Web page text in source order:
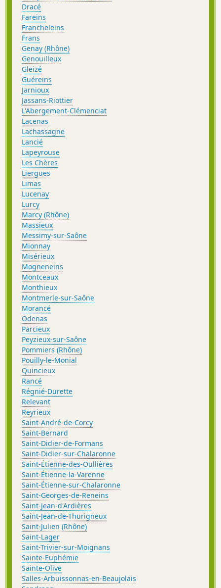
Dracé
Fareins
Francheleins
Frans
Genay (Rhône)
Genouilleux
Gleizé
Guéreins
Jarnioux
Jassans-Riottier
L'Abergement-Clémenciat
Lacenas
Lachassagne
Lancié
Lapeyrouse
Les Chères
Liergues
Limas
Lucenay
Lurcy
Marcy (Rhône)
Massieux
Messimy-sur-Saône
Mionnay
Misérieux
Mogneneins
Montceaux
Monthieux
Montmerle-sur-Saône
Morancé
Odenas
Parcieux
Peyzieux-sur-Saône
Pommiers (Rhône)
Pouilly-le-Monial
Quincieux
Rancé
Régnié-Durette
Relevant
Reyrieux
Saint-André-de-Corcy
Saint-Bernard
Saint-Didier-de-Formans
Saint-Didier-sur-Chalaronne
Saint-Étienne-des-Oullières
Saint-Étienne-la-Varenne
Saint-Étienne-sur-Chalaronne
Saint-Georges-de-Reneins
Saint-Jean-d'Ardières
Saint-Jean-de-Thurigneux
Saint-Julien (Rhône)
Saint-Lager
Saint-Trivier-sur-Moignans
Sainte-Euphémie
Sainte-Olive
Salles-Arbuissonnas-en-Beaujolais